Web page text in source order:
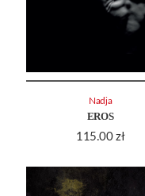
EROS
115.00 zł
Nadja